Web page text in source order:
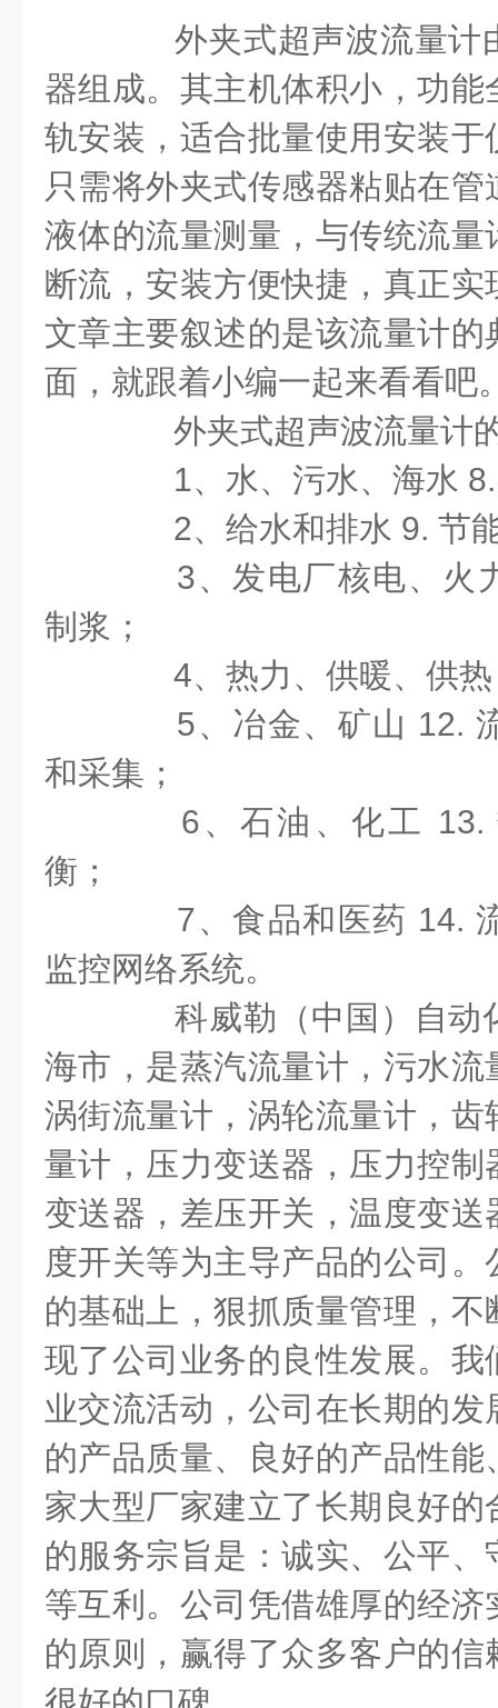
外夹式超声波流量计
器组成。其主机体积小，功
轨安装，适合批量使用安装
只需将外夹式传感器粘贴在
液体的流量测量，与传统流
断流，安装方便快捷，真正
文章主要叙述的是该流量计
面，就跟着小编一起来看看吧
外夹式超声波流量计
1、水、污水、海水
2、给水和排水 9. 节
3、发电厂核电、火
制浆；
4、热力、供暖、供
5、冶金、矿山 12.
和采集；
6 、石油、化工 13.
衡；
7、食品和医药 14.
监控网络系统。
科威勒（中国）自动
海市，是蒸汽流量计，污水
涡街流量计，涡轮流量计，
量计，压力变送器，压力控
变送器，差压开关，温度变
度开关等为主导产品的公司
的基础上，狠抓质量管理，
现了公司业务的良性发展。
业交流活动，公司在长期的
的产品质量、良好的产品性
家大型厂家建立了长期良好
的服务宗旨是：诚实、公平
等互利。公司凭借雄厚的经
的原则，赢得了众多客户的